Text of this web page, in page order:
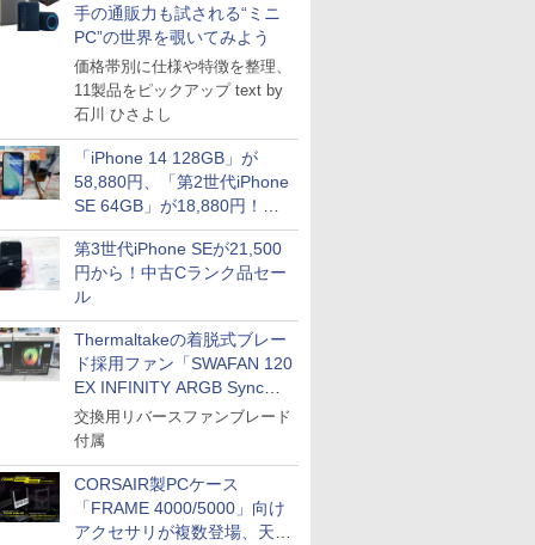
手の通販力も試される“ミニ
PC”の世界を覗いてみよう
価格帯別に仕様や特徴を整理、
11製品をピックアップ text by
石川 ひさよし
「iPhone 14 128GB」が
58,880円、「第2世代iPhone
SE 64GB」が18,880円！中
古Bランク品セール
第3世代iPhone SEが21,500
円から！中古Cランク品セー
ル
Thermaltakeの着脱式ブレー
ド採用ファン「SWAFAN 120
EX INFINITY ARGB Sync」
に単品パッケージ
交換用リバースファンブレード
付属
CORSAIR製PCケース
「FRAME 4000/5000」向け
アクセサリが複数登場、天然